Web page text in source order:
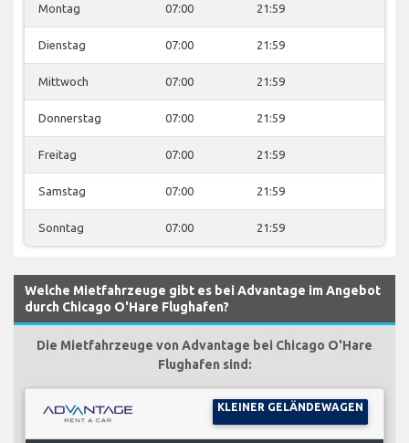
Montag 07:00 21:59
Dienstag 07:00 21:59
Mittwoch 07:00 21:59
Donnerstag 07:00 21:59
Freitag 07:00 21:59
Samstag 07:00 21:59
Sonntag 07:00 21:59
Welche Mietfahrzeuge gibt es bei Advantage im Angebot
durch Chicago O'Hare Flughafen?
Die Mietfahrzeuge von Advantage bei Chicago O'Hare
Flughafen sind:
KLEINER GELÄNDEWAGEN